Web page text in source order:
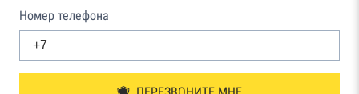
Номер телефона